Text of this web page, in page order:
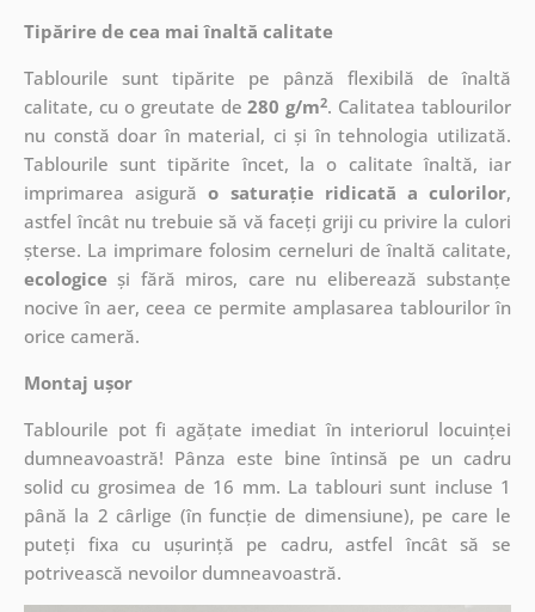
Tipărire de cea mai înaltă calitate
Tablourile sunt tipărite pe pânză flexibilă de înaltă
calitate, cu o greutate de280 g/m2. Calitatea tablourilor
nu constă doar în material, ci și în tehnologia utilizată.
Tablourile sunt tipărite încet, la o calitate înaltă, iar
imprimarea asigurăo saturație ridicată a culorilor,
astfel încât nu trebuie să vă faceți griji cu privire la culori
șterse. La imprimare folosim cerneluri de înaltă calitate,
ecologiceși fără miros, care nu eliberează substanțe
nocive în aer, ceea ce permite amplasarea tablourilor în
orice cameră.
Montaj ușor
Tablourile pot fi agățate imediat în interiorul locuinței
dumneavoastră! Pânza este bine întinsă pe un cadru
solid cu grosimea de 16 mm. La tablouri sunt incluse 1
până la 2 cârlige (în funcție de dimensiune), pe care le
puteți fixa cu ușurință pe cadru, astfel încât să se
potrivească nevoilor dumneavoastră.